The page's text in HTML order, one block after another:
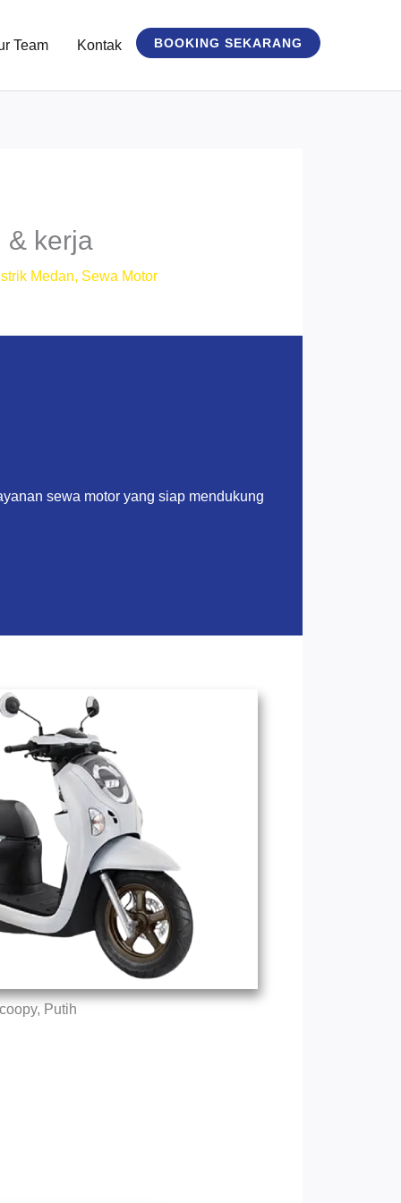
Team Kontak BOOKING SEKARANG
& kerja
Medan, Sewa Motor
sewa motor yang siap mendukung
Putih